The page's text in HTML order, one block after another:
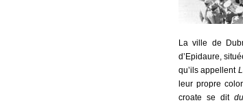
La ville de
d’Epidaure,
qu’ils appellent
leur propre
croate se dit